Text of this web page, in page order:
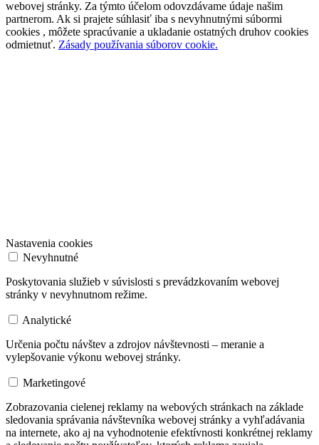
webovej stránky. Za týmto účelom odovzdávame údaje našim
partnerom. Ak si prajete súhlasiť iba s nevyhnutnými súbormi
cookies , môžete spracúvanie a ukladanie ostatných druhov cookies
odmietnuť. Zásady používania súborov cookie.
Nastavenia cookies
Nevyhnutné
Poskytovania služieb v súvislosti s prevádzkovaním webovej
stránky v nevyhnutnom režime.
Analytické
Určenia počtu návštev a zdrojov návštevnosti – meranie a
vylepšovanie výkonu webovej stránky.
Marketingové
Zobrazovania cielenej reklamy na webových stránkach na základe
sledovania správania návštevníka webovej stránky a vyhľadávania
na internete, ako aj na vyhodnotenie efektívnosti konkrétnej reklamy